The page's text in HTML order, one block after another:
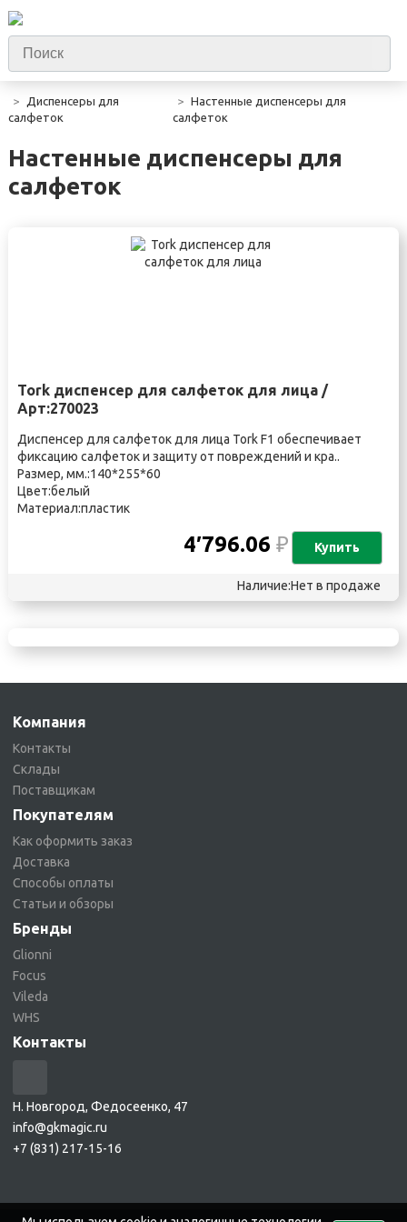
Диспенсеры для
салфеток
Настенные диспенсеры для
салфеток
Настенные диспенсеры для
салфеток
Tork диспенсер для салфеток для лица /
Арт:270023
Диспенсер для салфеток для лица Tork F1 обеспечивает
фиксацию салфеток и защиту от повреждений и кра..
Размер, мм.:140*255*60
Цвет:белый
Материал:пластик
4′796.06₽ Купить
Наличие:Нет в продаже
Компания
Контакты
Склады
Поставщикам
Покупателям
Как оформить заказ
Доставка
Способы оплаты
Статьи и обзоры
Бренды
Glionni
Focus
Vileda
WHS
Контакты
Н. Новгород, Федосеенко, 47
info@gkmagic.ru
+7 (831) 217-15-16